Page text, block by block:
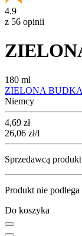
4.9
z 56 opinii
180 ml
ZIELONA BUDKA
Niemcy
Cena
4,69 zł
26,06 zł/l
Sprzedawcą
Produkt nie
Do koszyka